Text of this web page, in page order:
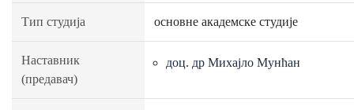
Тип студија основне академске студије
Наставник
(предавач)
доц. др Михајло Мунћан